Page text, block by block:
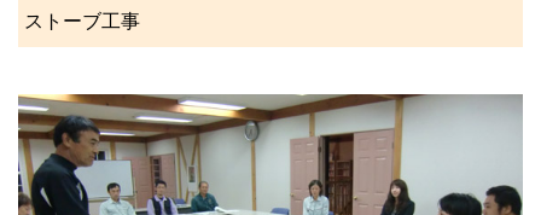
ストーブ工事